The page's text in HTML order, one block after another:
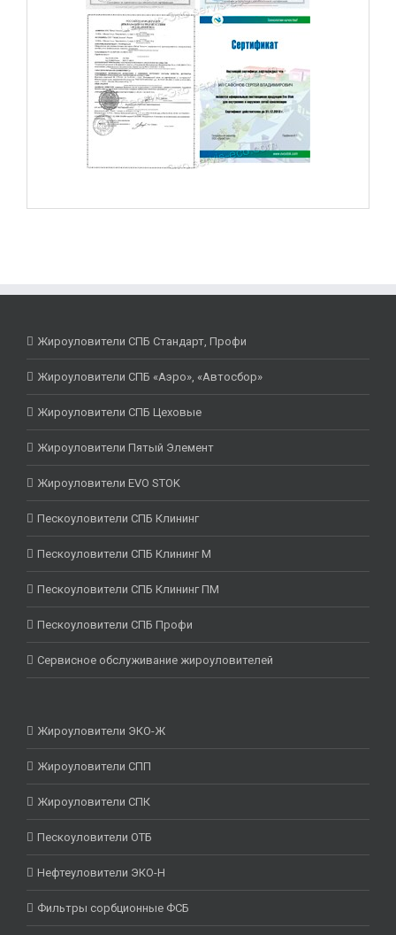
Жироуловители СПБ Стандарт, Профи
Жироуловители СПБ «Аэро», «Автосбор»
Жироуловители СПБ Цеховые
Жироуловители Пятый Элемент
Жироуловители EVO STOK
Пескоуловители СПБ Клининг
Пескоуловители СПБ Клининг М
Пескоуловители СПБ Клининг ПМ
Пескоуловители СПБ Профи
Сервисное обслуживание жироуловителей
Жироуловители ЭКО-Ж
Жироуловители СПП
Жироуловители СПК
Пескоуловители ОТБ
Нефтеуловители ЭКО-Н
Фильтры сорбционные ФСБ